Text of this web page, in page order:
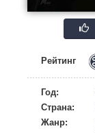
Рейтинг
Год:
Страна:
Жанр: